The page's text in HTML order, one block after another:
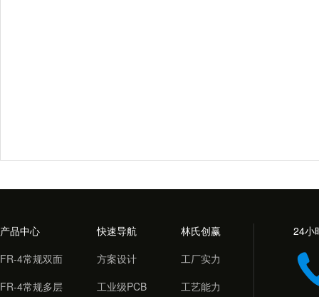
产品中心
FR-4常规双面
FR-4常规多层
快速导航
方案设计
工业级PCB
林氏创赢
工厂实力
工艺能力
24小